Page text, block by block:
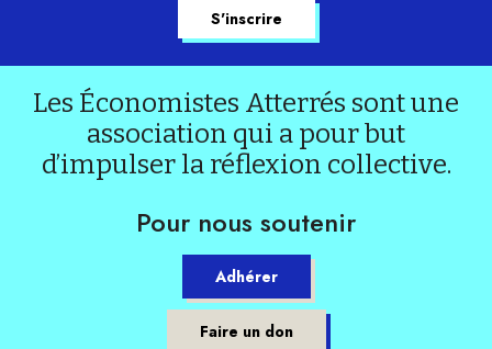
Les Économistes Atterrés sont une
association qui a pour but
d’impulser la réflexion collective.
Pour nous soutenir
Adhérer
Faire un don